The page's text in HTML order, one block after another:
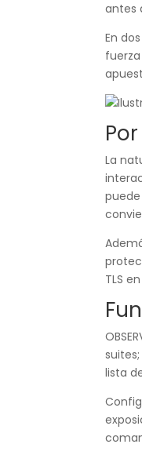
antes
En
La
TLS
suites;
lista